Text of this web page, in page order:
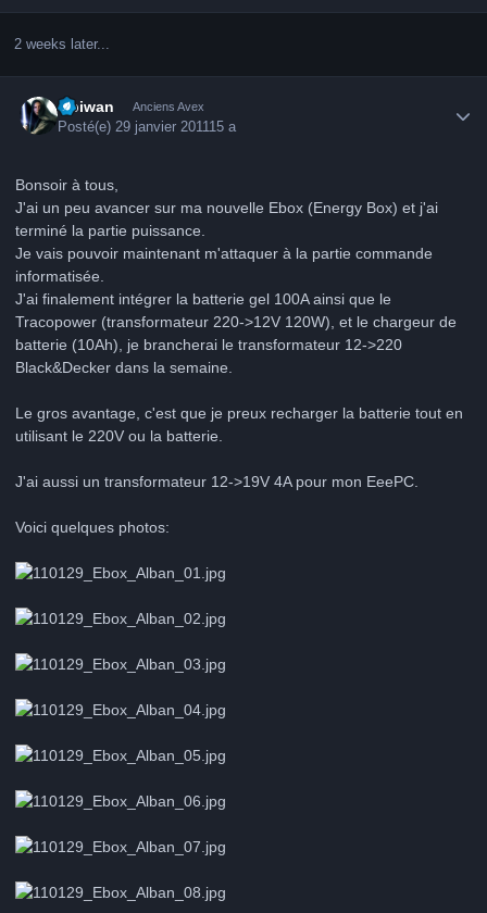
2 weeks later...
Obiwan Anciens Avex
Posté(e) 29 janvier 2011 15 a
Bonsoir à tous,
J'ai un peu avancer sur ma nouvelle Ebox (Energy Box) et j'ai
terminé la partie puissance.
Je vais pouvoir maintenant m'attaquer à la partie commande
informatisée.
J'ai finalement intégrer la batterie gel 100A ainsi que le
Tracopower (transformateur 220->12V 120W), et le chargeur de
batterie (10Ah), je brancherai le transformateur 12->220
Black&Decker dans la semaine.
Le gros avantage, c'est que je preux recharger la batterie tout en
utilisant le 220V ou la batterie.
J'ai aussi un transformateur 12->19V 4A pour mon EeePC.
Voici quelques photos: